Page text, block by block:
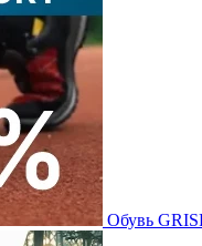
Обувь